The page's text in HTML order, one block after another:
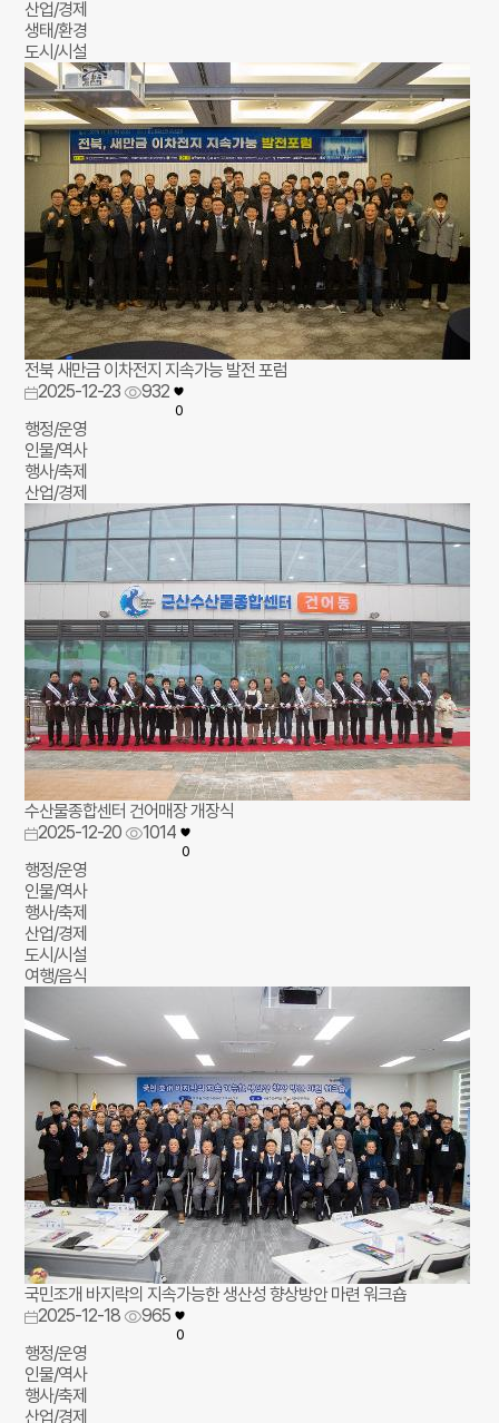
산업/경제
생태/환경
도시/시설
전북 새만금 이차전지 지속가능 발전 포럼
2025-12-23
932
0
행정/운영
인물/역사
행사/축제
산업/경제
수산물종합센터 건어매장 개장식
2025-12-20
1014
0
행정/운영
인물/역사
행사/축제
산업/경제
도시/시설
여행/음식
국민조개 바지락의 지속가능한 생산성 향상방안 마련 워크숍
2025-12-18
965
0
행정/운영
인물/역사
행사/축제
산업/경제